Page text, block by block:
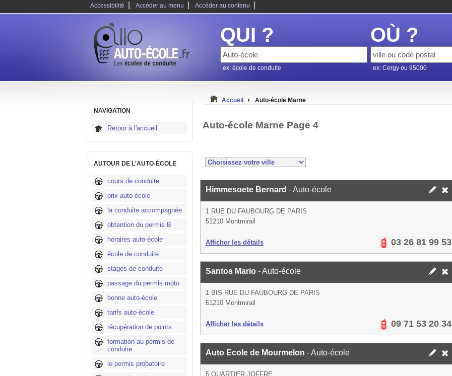
Accessibilité Accéder au menu Accéder au contenu
QUI ?
ex: école de conduite
OÙ ?
ex: Cergy ou 95000
NAVIGATION
Retour à l'accueil
AUTOUR DE L'AUTO-ÉCOLE
cours de conduite
prix auto-école
la conduite accompagnée
obtention du permis B
horaires auto-école
école de conduite
stages de conduite
passage du permis moto
bonne auto-école
tarifs auto-école
récupération de points
formation au permis de
conduire
le permis probatoire
Accueil Auto-école Marne
Auto-école Marne Page 4
Himmesoete Bernard - Auto-école
1 RUE DU FAUBOURG DE PARIS
51210 Montmirail
Afficher les détails 03 26 81 99 53
Santos Mario - Auto-école
1 BIS RUE DU FAUBOURG DE PARIS
51210 Montmirail
Afficher les détails 09 71 53 20 34
Auto Ecole de Mourmelon - Auto-école
5 QUARTIER JOFFRE